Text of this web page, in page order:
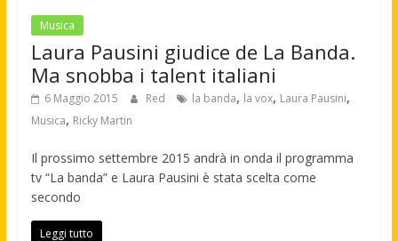
Musica
Laura Pausini giudice de La Banda.
Ma snobba i talent italiani
6 Maggio 2015 Red la banda, la vox, Laura Pausini,
Musica, Ricky Martin
Il prossimo settembre 2015 andrà in onda il programma
tv “La banda” e Laura Pausini è stata scelta come
secondo
Leggi tutto